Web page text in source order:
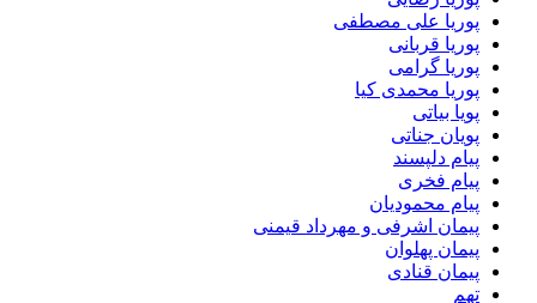
پوریا علی مصطفی
پوریا قربانی
پوریا گرامی
پوریا محمدی کیا
پویا بیاتی
پویان جناتی
پیام دلپسند
پیام فخری
پیام محمودیان
پیمان اشرفی و مهرداد قیمنی
پیمان پهلوان
پیمان قنادی
تهم